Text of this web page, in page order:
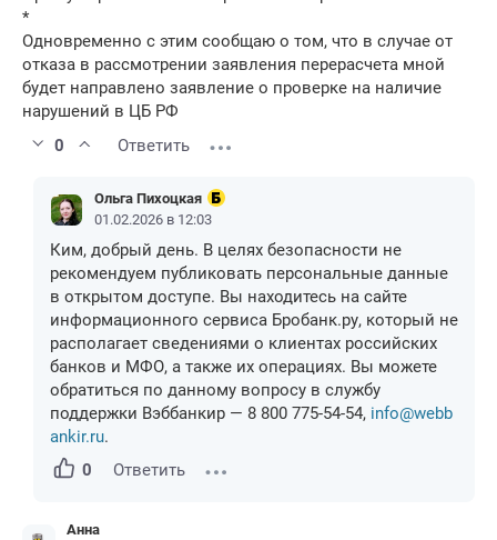
*
Одновременно с этим сообщаю о том, что в случае от
отказа в рассмотрении заявления перерасчета мной
будет направлено заявление о проверке на наличие
нарушений в ЦБ РФ
0
Ответить
Ольга Пихоцкая
01.02.2026 в 12:03
Ким, добрый день. В целях безопасности не
рекомендуем публиковать персональные данные
в открытом доступе. Вы находитесь на сайте
информационного сервиса Бробанк.ру, который не
располагает сведениями о клиентах российских
банков и МФО, а также их операциях. Вы можете
обратиться по данному вопросу в службу
поддержки Вэббанкир — 8 800 775-54-54, info@webb
ankir.ru.
0
Ответить
Анна